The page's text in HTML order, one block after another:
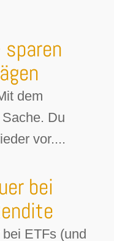
dem
Du
vor....
bei
ETFs (und